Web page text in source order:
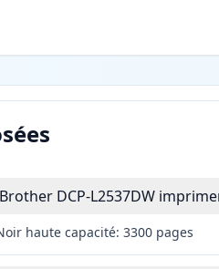
DCP-L2537DW
haute capacité: 3300 pages